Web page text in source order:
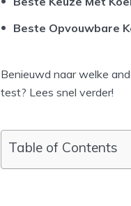
Beste Opvouwbare
Benieuwd naar welke
test? Lees snel verder!
Table of Contents